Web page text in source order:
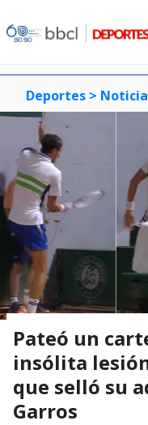
Deportes > Noticia
Pateó un
insólita
que selló su
Garros